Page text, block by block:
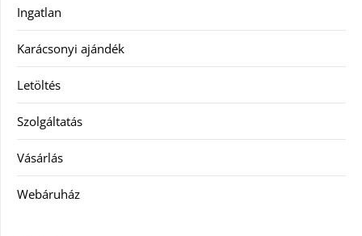
Ingatlan
Karácsonyi ajándék
Letöltés
Szolgáltatás
Vásárlás
Webáruház